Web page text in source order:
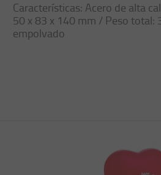
Características: Acero de alta
50 x 83 x 140 mm / Peso total:
empolvado